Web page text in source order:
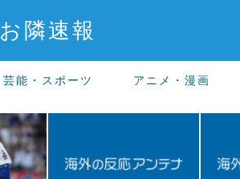
お隣速報
芸能・スポーツ アニメ・漫画